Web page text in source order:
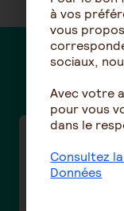
Taux de
convention
charcuterie /
à vos
vous
sociaux,
Avec votre
pour vous
dans le
Consultez
Données